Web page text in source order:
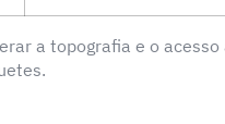
a topografia e o